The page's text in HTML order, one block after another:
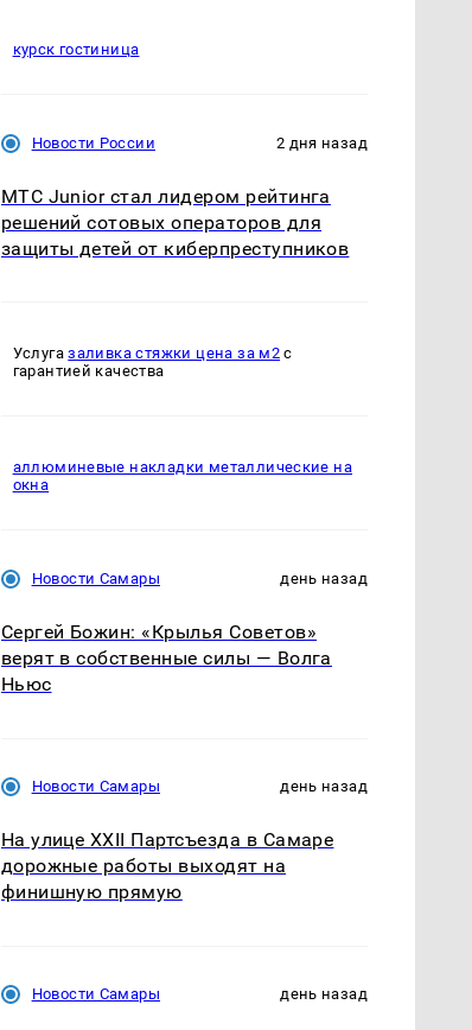
курск гостиница
Новости России 2 дня назад
МТС Junior стал лидером рейтинга
решений сотовых операторов для
защиты детей от киберпреступников
Услугазаливка стяжки цена за м2 с
гарантией качества
аллюминевые накладки металлические на
окна
Новости Самары день назад
Сергей Божин: «Крылья Советов»
верят в собственные силы — Волга
Ньюс
Новости Самары день назад
На улице XXII Партсъезда в Самаре
дорожные работы выходят на
финишную прямую
Новости Самары день назад